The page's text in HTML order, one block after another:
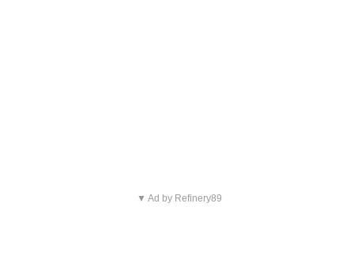
▼ Ad by Refinery89